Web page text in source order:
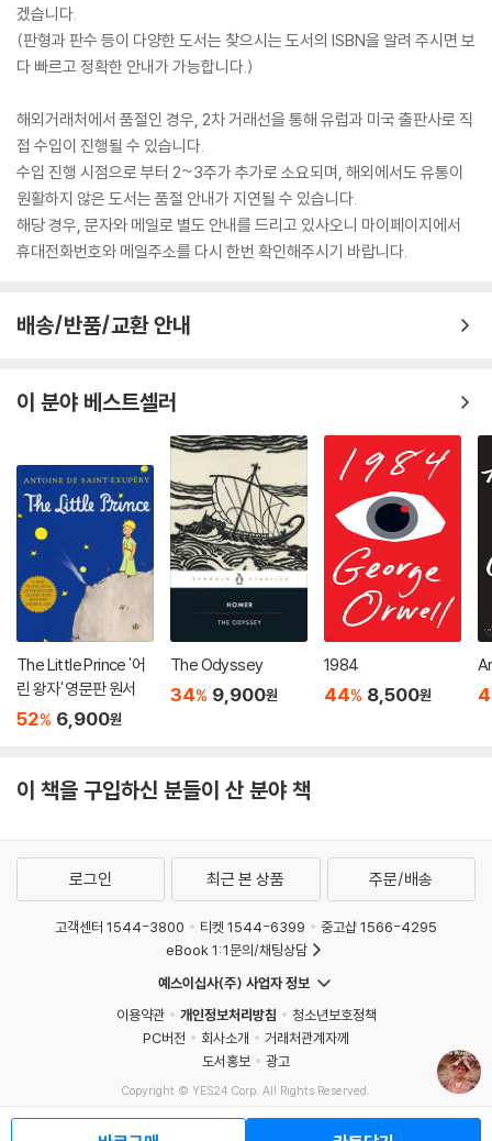
겠습니다.
(판형과 판수 등이 다양한 도서는 찾으시는 도서의 ISBN을 알려 주시면 보
다 빠르고 정확한 안내가 가능합니다.)
해외거래처에서 품절인 경우, 2차 거래선을 통해 유럽과 미국 출판사로 직
접 수입이 진행될 수 있습니다.
수입 진행 시점으로 부터 2~3주가 추가로 소요되며, 해외에서도 유통이
원활하지 않은 도서는 품절 안내가 지연될 수 있습니다.
해당 경우, 문자와 메일로 별도 안내를 드리고 있사오니 마이페이지에서
휴대전화번호와 메일주소를 다시 한번 확인해주시기 바랍니다.
배송/반품/교환 안내
이 분야 베스트셀러
The Little Prince '어
린 왕자' 영문판 원서
52% 6,900원
The Odyssey
34% 9,900원
1984
44% 8,500원
이 책을 구입하신 분들이 산 분야 책
로그인 최근 본 상품 주문/배송
고객센터 1544-3800 티켓 1544-6399
중고샵 1566-4295
eBook 1:1문의/채팅상담
예스이십사(주) 사업자 정보
이용약관
개인정보처리방침
청소년보호정책
PC버전
회사소개
거래처관계자께
도서홍보
광고
Copyright © YES24 Corp. All Rights Reserved.